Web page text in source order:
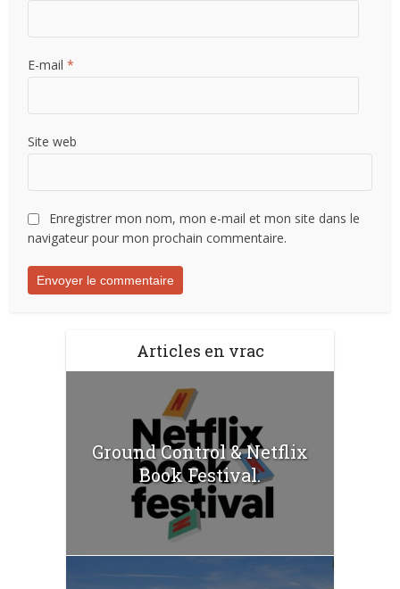
E-mail*
Site web
Enregistrer mon nom, mon e-mail et mon site dans le
navigateur pour mon prochain commentaire.
Articles en vrac
Ground Control & Netflix
Book Festival.